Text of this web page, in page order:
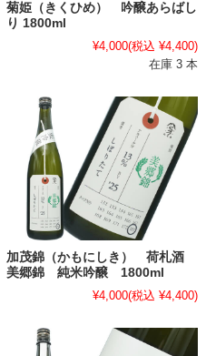
菊姫（きくひめ） 吟醸あらばし
り 1800ml
¥4,000(税込 ¥4,400)
在庫 3 本
加茂錦（かもにしき） 荷札酒
美郷錦 純米吟醸 1800ml
¥4,000(税込 ¥4,400)